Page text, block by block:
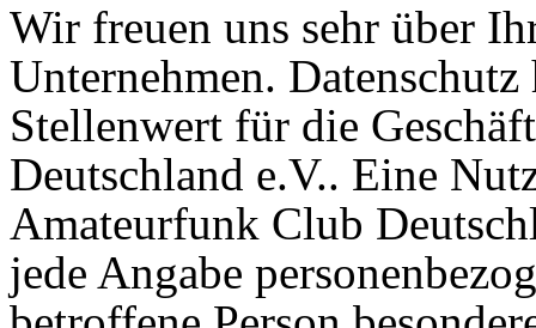
Wir freuen uns sehr über
Unternehmen.
Stellenwert für die
Deutschland e.V.. Eine
Amateurfunk Club
jede Angabe